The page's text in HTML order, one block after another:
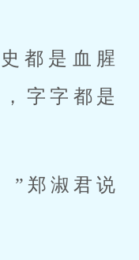
都是血腥
字字都是
”郑淑君说